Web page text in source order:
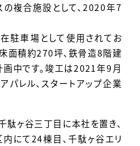
の複合施設として、2020年7
駐車場として使用されてお
面積約270坪、鉄骨造8階建
中です。竣工は2021年9月
パレル、スタートアップ企業
駄ヶ谷三丁目に本社を置き、
にて24棟目、千駄ヶ谷エリ